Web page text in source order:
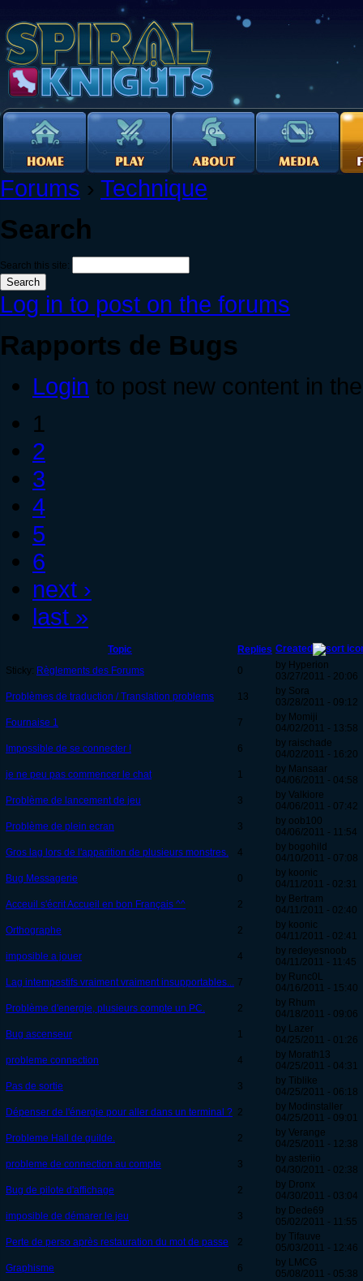
Forums › Technique
Search
Search this site:
Log in to post on the forums
Rapports de Bugs
Login to post new content in
1
2
3
4
5
6
next ›
last »
Topic Replies Created
Sticky: Règlements des Forums 0
by Hyperion
03/27/2011 - 20:06
Problèmes de traduction / Translation problems
13
by Sora
03/28/2011 - 09:12
Fournaise 1
7
by Momiji
04/02/2011 - 13:58
Impossible de se connecter !
6
by raischade
04/02/2011 - 16:20
je ne peu pas commencer le chat
1
by Mansaar
04/06/2011 - 04:58
Problème de lancement de jeu
3
by Valkiore
04/06/2011 - 07:42
Problème de plein ecran
3
by oob100
04/06/2011 - 11:54
Gros lag lors de l'apparition de plusieurs monstres.
4
by bogohild
04/10/2011 - 07:08
Bug Messagerie
0
by koonic
04/11/2011 - 02:31
Acceuil s'écrit Accueil en bon Français ^^
2
by Bertram
04/11/2011 - 02:40
Orthographe
2
by koonic
04/11/2011 - 02:41
imposible a jouer
4
by redeyesnoob
04/11/2011 - 11:45
Lag intempestifs vraiment vraiment insupportables... 7
by Runc0L
04/16/2011 - 15:40
Problème d'energie, plusieurs compte un PC.
2
by Rhum
04/18/2011 - 09:06
Bug ascenseur
1
by Lazer
04/25/2011 - 01:26
probleme connection
4
by Morath13
04/25/2011 - 04:31
Pas de sortie
3
by Tiblike
04/25/2011 - 06:18
Dépenser de l'énergie pour aller dans un terminal ? 2
by Modinstaller
04/25/2011 - 09:01
Probleme Hall de guilde.
2
by Verange
04/25/2011 - 12:38
probleme de connection au compte
3
by asteriio
04/30/2011 - 02:38
Bug de pilote d'affichage
2
by Dronx
04/30/2011 - 03:04
imposible de démarer le jeu
3
by Dede69
05/02/2011 - 11:55
Perte de perso après restauration du mot de passe
2
by Tifauve
05/03/2011 - 12:46
Graphisme
6
by LMCG
05/08/2011 - 05:38